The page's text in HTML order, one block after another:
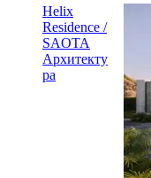
Helix
Residence /
SAOTA
Архитекту
ра